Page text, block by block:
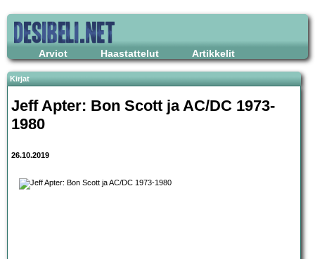
Arviot Haastattelut Artikkelit
Kirjat
Jeff Apter: Bon Scott ja AC/DC 1973-
1980
26.10.2019